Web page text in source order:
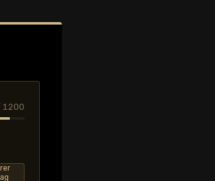
1200